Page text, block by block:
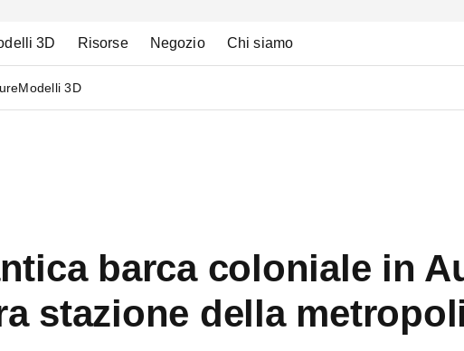
3D Risorse Negozio Chi siamo
Modelli 3D
barca coloniale in
stazione della